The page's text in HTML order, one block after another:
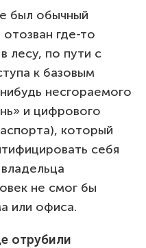
был обычный
где-то
лесу, по пути с
к базовым
несгораемого
и цифрового
который
себя
не смог бы
или офиса.
отрубили